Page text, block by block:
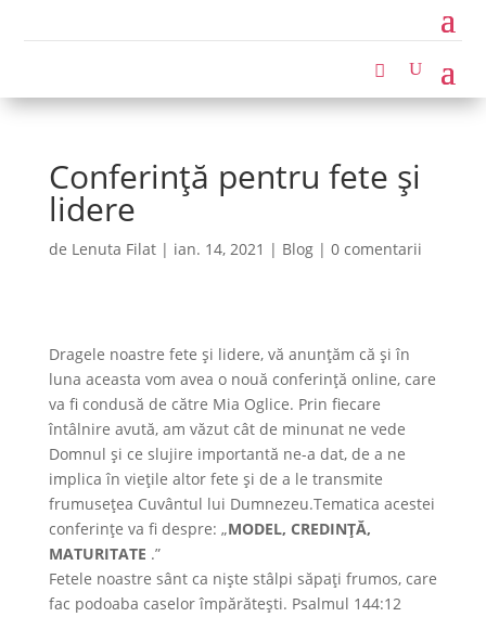
Conferință pentru fete și
lidere
de Lenuta Filat| ian. 14, 2021 | Blog| 0 comentarii
Dragele noastre fete și lidere, vă anunțăm că și în
luna aceasta vom avea o nouă conferință online, care
va fi condusă de către Mia Oglice. Prin fiecare
întâlnire avută, am văzut cât de minunat ne vede
Domnul și ce slujire importantă ne-a dat, de a ne
implica în viețile altor fete și de a le transmite
frumusețea Cuvântul lui Dumnezeu.Tematica acestei
conferințe va fi despre: „MODEL, CREDINȚĂ,
MATURITATE .”
Fetele noastre sânt ca niște stâlpi săpați frumos, care
fac podoaba caselor împărătești. Psalmul 144:12